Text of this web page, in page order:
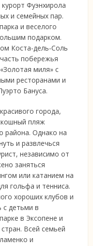
Фуэнхирола
и семейных пар.
и веселого
подарком.
Коста-дель-Соль
побережья
миля» с
ресторанами и
Бануса.
города,
пляж
района. Однако на
и развлечься
независимо от
заняться
или катанием на
гольфа и тенниса.
хороших клубов и
с детьми в
в Эксопене и
Всей семьей
и